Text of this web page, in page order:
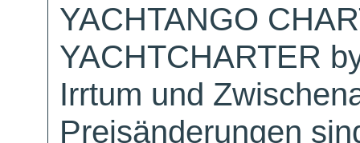
YACHTANGO
YACHTCHARTER
Irrtum und
Preisänderungen